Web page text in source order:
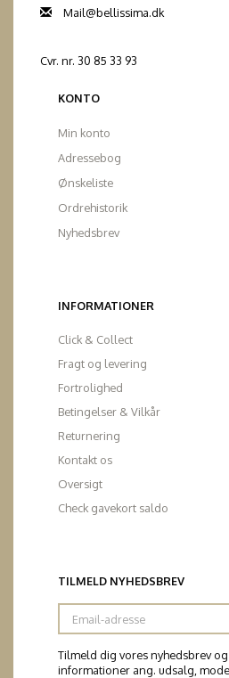
Mail@bellissima.dk
Cvr. nr. 30 85 33 93
KONTO
Min konto
Adressebog
Ønskeliste
Ordrehistorik
Nyhedsbrev
INFORMATIONER
Click & Collect
Fragt og levering
Fortrolighed
Betingelser & Vilkår
Returnering
Kontakt os
Oversigt
Check gavekort saldo
TILMELD NYHEDSBREV
Email-
adresse
Tilmeld dig vores nyhedsbrev
informationer ang. udsalg,